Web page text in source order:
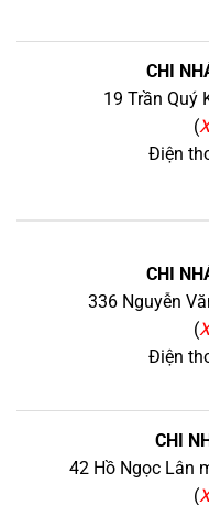
CHI
19 Trần Quý
(
Điện
CHI
336 Nguyễn
(
Điện
CHI
42 Hồ Ngọc Lân
(